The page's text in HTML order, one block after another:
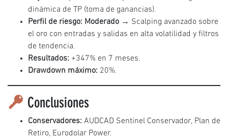
dinámica de TP (toma de ganancias).
Perfil de riesgo: Moderado → Scalping avanzado sobre
el oro con entradas y salidas en alta volatilidad y filtros
de tendencia.
Resultados: +347% en 7 meses.
Drawdown máximo: 20%.
Conclusiones
Conservadores: AUDCAD Sentinel Conservador, Plan de
Retiro, Eurodolar Power.